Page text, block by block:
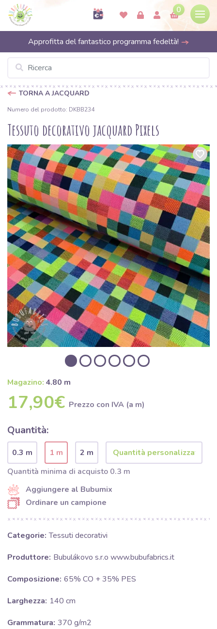
0
Approfitta del fantastico programma fedeltà!
TORNA A JACQUARD
Numero del prodotto: DKBB234
Tessuto decorativo jacquard Pixels
Magazino: 4.80 m
17,90€ Prezzo con IVA (a m)
Quantità:
0.3 m 1 m
2 m
Quantità minima di acquisto 0.3 m
Aggiungere al Bubumix
Ordinare un campione
Categorie: Tessuti decorativi
Produttore: Bubulákovo s.r.o www.bubufabrics.it
Composizione: 65% CO + 35% PES
Larghezza: 140 cm
Grammatura: 370 g/m2